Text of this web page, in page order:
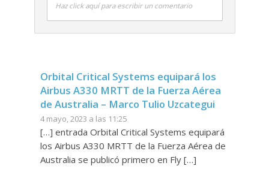
Haz click aquí para escribir un comentario
Orbital Critical Systems equipará los
Airbus A330 MRTT de la Fuerza Aérea
de Australia – Marco Tulio Uzcategui
4 mayo, 2023 a las 11:25
[…] entrada Orbital Critical Systems equipará
los Airbus A330 MRTT de la Fuerza Aérea de
Australia se publicó primero en Fly […]